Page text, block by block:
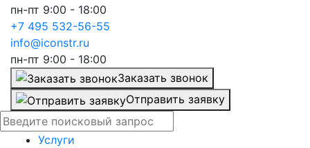
пн-пт 9:00 - 18:00
+7 495 532-56-55
info@iconstr.ru
пн-пт 9:00 - 18:00
Заказать звонок
Отправить заявку
Услуги